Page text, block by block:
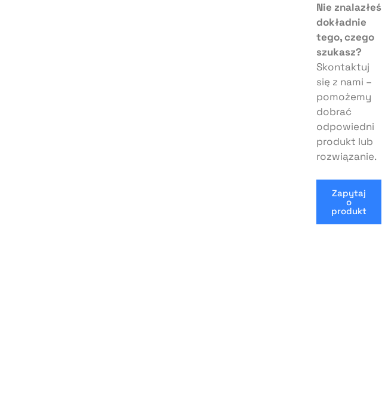
Nie znalazłeś
dokładnie
tego, czego
szukasz?
Skontaktuj
się z nami –
pomożemy
dobrać
odpowiedni
produkt lub
rozwiązanie.
Zapytaj
o
produkt